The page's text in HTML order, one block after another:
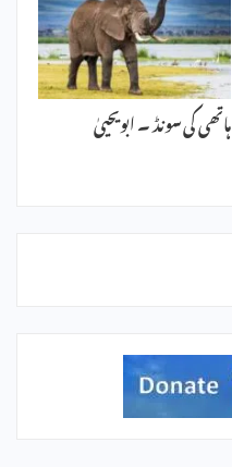
ہاتھی کی سونڈ ۔ ابویحییٰ